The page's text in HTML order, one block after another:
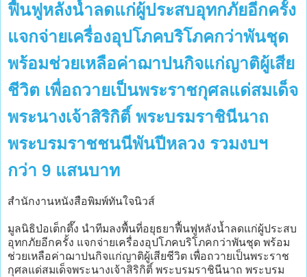
ฟื้นฟูหลังน้ำลดแก่ผู้ประสบอุทกภัยอีกครั้ง
แจกจ่ายเครื่องอุปโภคบริโภคกว่าพันชุด
พร้อมช่วยเหลือค่าฌาปนกิจแก่ญาติผู้เสีย
ชีวิต เพื่อถวายเป็นพระราชกุศลแด่สมเด็จ
พระนางเจ้าสิริกิติ์ พระบรมราชินีนาถ
พระบรมราชชนนีพันปีหลวง รวมงบฯ
กว่า 9 แสนบาท
สำนักงานหนังสือพิมพ์ทันใจนิวส์
มูลนิธิป่อเต็กตึ๊ง นำทีมลงพื้นที่อยุธยาฟื้นฟูหลังน้ำลดแก่ผู้ประสบ
อุทกภัยอีกครั้ง แจกจ่ายเครื่องอุปโภคบริโภคกว่าพันชุด พร้อม
ช่วยเหลือค่าฌาปนกิจแก่ญาติผู้เสียชีวิต เพื่อถวายเป็นพระราช
กุศลแด่สมเด็จพระนางเจ้าสิริกิติ์ พระบรมราชินีนาถ พระบรม